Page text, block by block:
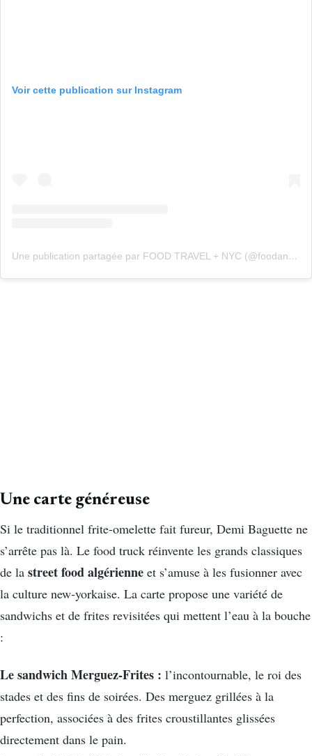
Voir cette publication sur Instagram
Une publication partagée par FOOD TRAVEL + NYC (@foodandfootprints)
Une carte généreuse
Si le traditionnel frite-omelette fait fureur, Demi Baguette ne
s’arrête pas là. Le food truck réinvente les grands classiques
de la street food algérienne et s’amuse à les fusionner avec
la culture new-yorkaise. La carte propose une variété de
sandwichs et de frites revisitées qui mettent l’eau à la bouche
:
Le sandwich Merguez-Frites : l’incontournable, le roi des
stades et des fins de soirées. Des merguez grillées à la
perfection, associées à des frites croustillantes glissées
directement dans le pain.